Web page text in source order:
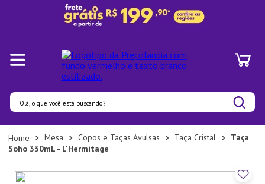
Olá, o que você está buscando?
Mesa Copos e Taças Avulsas Taça Cristal
Taça
Soho 330mL - L'Hermitage
Termos mais buscados
1º
Panelas
2º
Pratos